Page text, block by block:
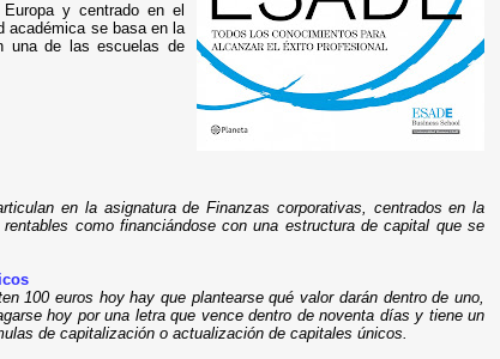
y centrado en el
académica se basa en la
una de las escuelas de
en la asignatura de Finanzas corporativas, centrados en la
como financiándose con una estructura de capital que se
100 euros hoy hay que plantearse qué valor darán dentro de uno,
hoy por una letra que vence dentro de noventa días y tiene un
de capitalización o actualización de capitales únicos.